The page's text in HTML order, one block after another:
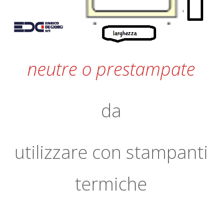
neutre o prestampate
da
utilizzare con stampanti
termiche